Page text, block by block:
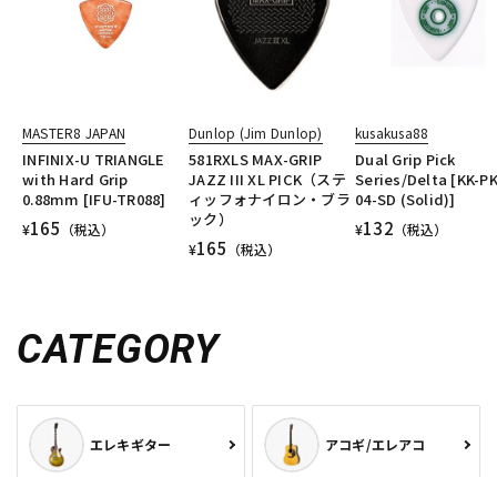
MASTER8 JAPAN
INFINIX-U TRIANGLE
with Hard Grip
0.88mm [IFU-TR088]
¥165 （税込）
Dunlop (Jim Dunlop)
581RXLS MAX-GRIP
JAZZ III XL PICK（ステ
ィッフォナイロン・ブラ
ック）
¥165 （税込）
kusakusa88
Dual Grip Pick
Series/Delta [KK-
04-SD (Solid)]
¥132 （税込）
CATEGORY
エレキギター アコギ/エレアコ